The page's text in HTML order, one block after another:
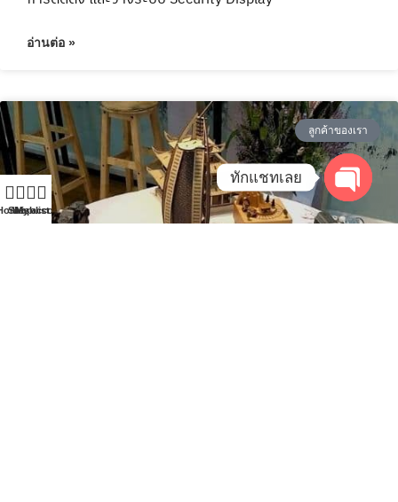
C-CURITY by Comforta ได้มีโอกาสร่วมงานกับ Dtac ใน
การติดตั้ง และวางระบบ Security Display
ลูกค้าของเรา
Shop
Wishlist
My account
ทักแชทเลย
Open